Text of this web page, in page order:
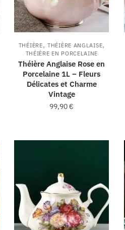
THÉIÈRE,THÉIÈRE ANGLAISE,
THÉIÈRE EN PORCELAINE
Théière Anglaise Rose en
Porcelaine 1L – Fleurs
Délicates et Charme
Vintage
99,90€